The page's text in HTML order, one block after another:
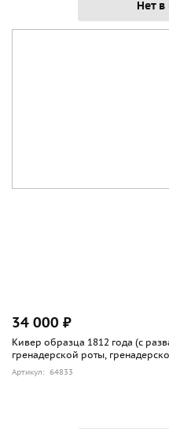
Нет
34 000 ₽
Кивер образца 1812 года (с
гренадерской роты,
Артикул: 64833